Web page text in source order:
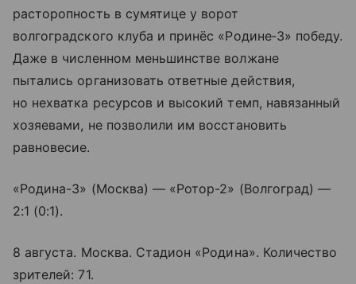
расторопность в сумятице у ворот
волгоградского клуба и принёс «Родине‑3» победу.
Даже в численном меньшинстве волжане
пытались организовать ответные действия,
но нехватка ресурсов и высокий темп, навязанный
хозяевами, не позволили им восстановить
равновесие.
«Родина-3» (Москва) — «Ротор-2» (Волгоград) —
2:1 (0:1).
8 августа. Москва. Стадион «Родина». Количество
зрителей: 71.